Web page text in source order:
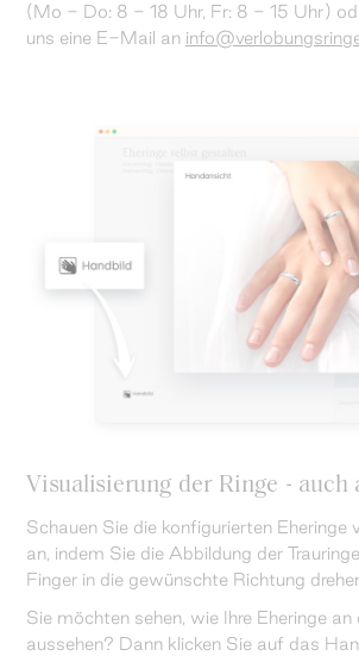
(Mo - Do: 8 - 18 Uhr, Fr: 8 - 15 Uhr)
uns eine E-Mail an
Visualisierung der Ringe - auch
Schauen Sie die konfigurierten Eheringe
an, indem Sie die Abbildung der
Finger in die gewünschte Richtung
Sie möchten sehen, wie Ihre Eheringe an
aussehen? Dann klicken Sie auf das